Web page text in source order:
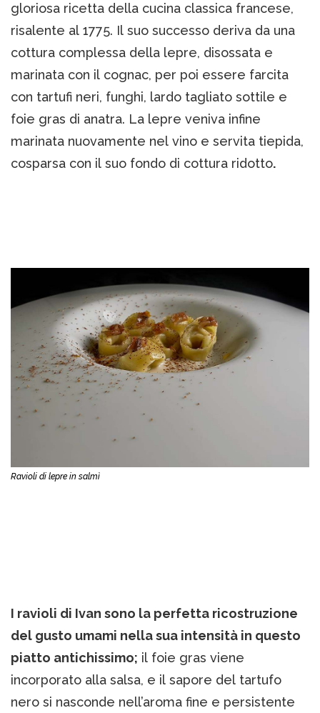
gloriosa ricetta della cucina classica francese,
risalente al 1775. Il suo successo deriva da una
cottura complessa della lepre, disossata e
marinata con il cognac, per poi essere farcita
con tartufi neri, funghi, lardo tagliato sottile e
foie gras di anatra. La lepre veniva infine
marinata nuovamente nel vino e servita tiepida,
cosparsa con il suo fondo di cottura ridotto.
Ravioli di lepre in salmì
I ravioli di Ivan sono la perfetta ricostruzione
del gusto umami nella sua intensità in questo
piatto antichissimo; il foie gras viene
incorporato alla salsa, e il sapore del tartufo
nero si nasconde nell’aroma fine e persistente